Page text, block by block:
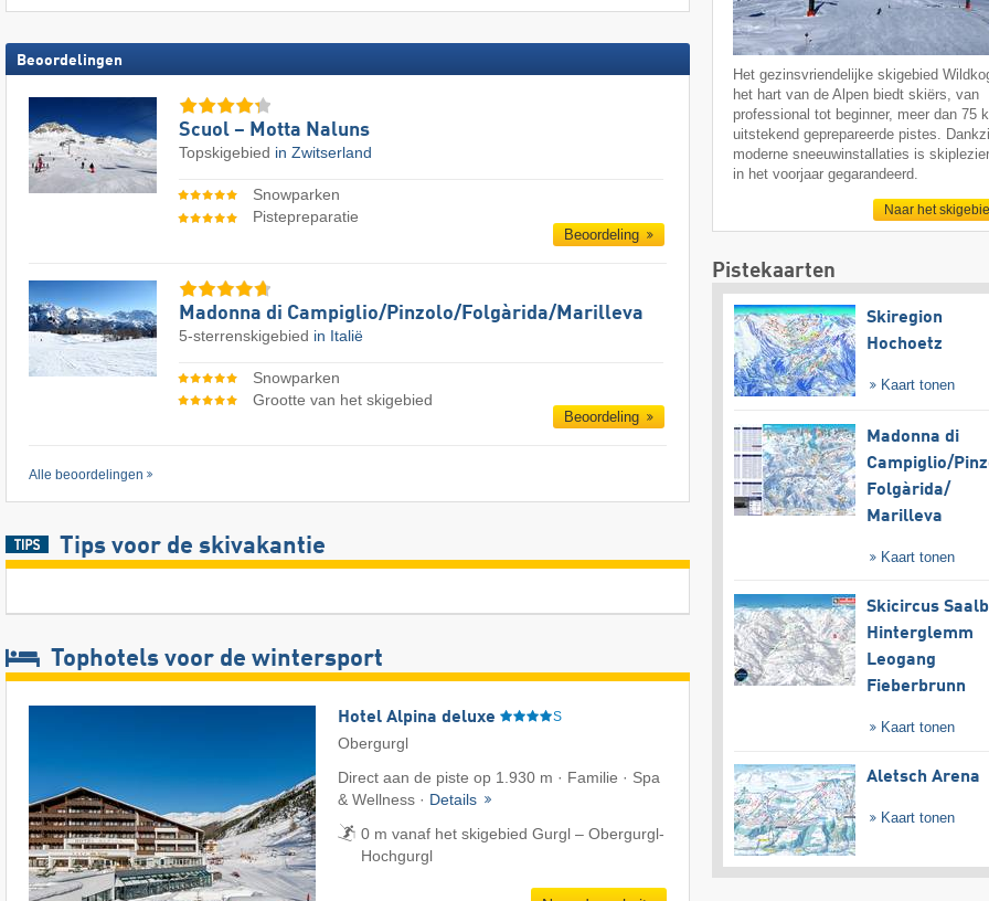
Beoordelingen
Scuol – Motta Naluns
Topskigebied in Zwitserland
Snowparken
Pistepreparatie
Beoordeling
Madonna di Campiglio/​Pinzolo/​Folgàrida/​Marilleva
5-sterrenskigebied in Italië
Snowparken
Grootte van het skigebied
Beoordeling
Alle beoordelingen
Tips voor de skivakantie
Tophotels voor de wintersport
Hotel Alpina deluxe S
Obergurgl
Direct aan de piste op 1.930 m · Familie · Spa
& Wellness · Details
0 m vanaf het skigebied Gurgl – Obergurgl-
Hochgurgl
Het gezinsvriendelijke skigebied
het hart van de Alpen biedt skiërs, van
professional tot beginner, meer dan 75
uitstekend geprepareerde pistes.
moderne sneeuwinstallaties is
in het voorjaar gegarandeerd.
Naar het
Pistekaarten
Skiregion
Hochoetz
Kaart tonen
Madonna di
Campiglio/​
Folgàrida/​
Marilleva
Kaart tonen
Skicircus
Hinterglemm
Leogang
Fieberbrunn
Kaart tonen
Aletsch Arena
Kaart tonen